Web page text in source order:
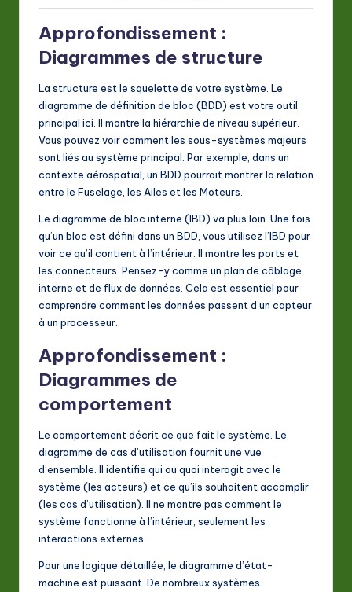
Approfondissement :
Diagrammes de structure
La structure est le squelette de votre système. Le
diagramme de définition de bloc (BDD) est votre outil
principal ici. Il montre la hiérarchie de niveau supérieur.
Vous pouvez voir comment les sous-systèmes majeurs
sont liés au système principal. Par exemple, dans un
contexte aérospatial, un BDD pourrait montrer la relation
entre le Fuselage, les Ailes et les Moteurs.
Le diagramme de bloc interne (IBD) va plus loin. Une fois
qu’un bloc est défini dans un BDD, vous utilisez l’IBD pour
voir ce qu’il contient à l’intérieur. Il montre les ports et
les connecteurs. Pensez-y comme un plan de câblage
interne et de flux de données. Cela est essentiel pour
comprendre comment les données passent d’un capteur
à un processeur.
Approfondissement :
Diagrammes de
comportement
Le comportement décrit ce que fait le système. Le
diagramme de cas d’utilisation fournit une vue
d’ensemble. Il identifie qui ou quoi interagit avec le
système (les acteurs) et ce qu’ils souhaitent accomplir
(les cas d’utilisation). Il ne montre pas comment le
système fonctionne à l’intérieur, seulement les
interactions externes.
Pour une logique détaillée, le diagramme d’état-
machine est puissant. De nombreux systèmes